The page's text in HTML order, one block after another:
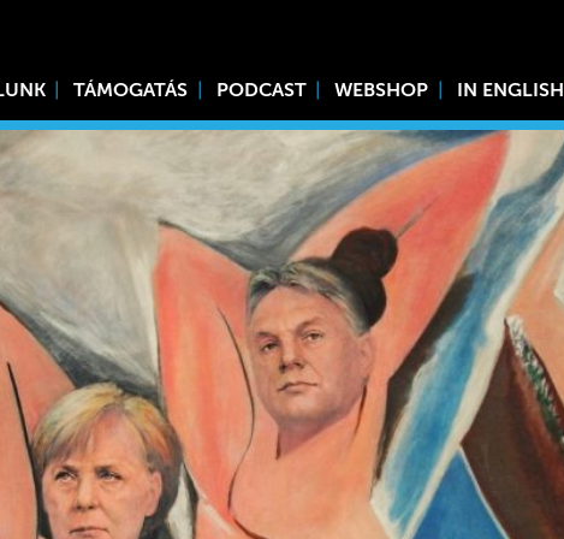
TÁMOGATÁS PODCAST WEBSHOP IN ENGLISH